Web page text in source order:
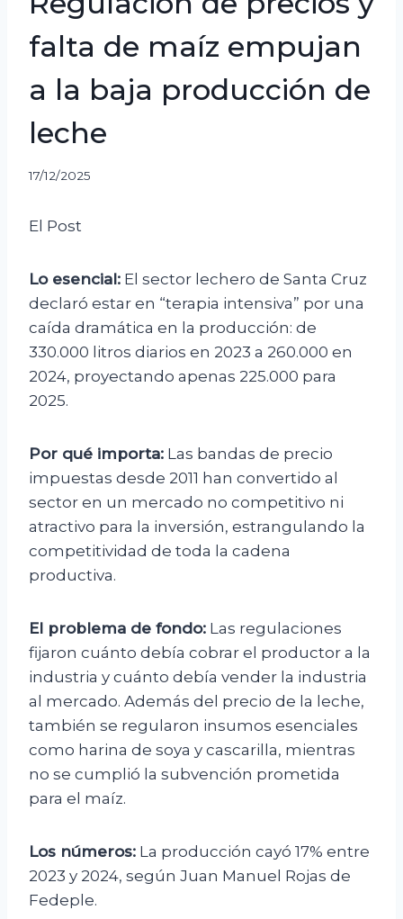
falta de maíz empujan
a la baja producción de
leche
17/12/2025
El Post
Lo esencial: El sector lechero de Santa Cruz
declaró estar en “terapia intensiva” por una
caída dramática en la producción: de
330.000 litros diarios en 2023 a 260.000 en
2024, proyectando apenas 225.000 para
2025.
Por qué importa: Las bandas de precio
impuestas desde 2011 han convertido al
sector en un mercado no competitivo ni
atractivo para la inversión, estrangulando la
competitividad de toda la cadena
productiva.
El problema de fondo: Las regulaciones
fijaron cuánto debía cobrar el productor a la
industria y cuánto debía vender la industria
al mercado. Además del precio de la leche,
también se regularon insumos esenciales
como harina de soya y cascarilla, mientras
no se cumplió la subvención prometida
para el maíz.
Los números: La producción cayó 17% entre
2023 y 2024, según Juan Manuel Rojas de
Fedeple.